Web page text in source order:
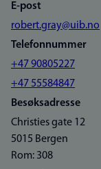
E-post
robert.gray@uib.no
Telefonnummer
+47 90805227
+47 55584847
Besøksadresse
Christies gate 12
5015 Bergen
Rom: 308